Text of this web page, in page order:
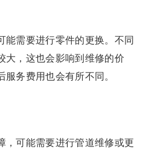
能需要进行零件的更换。不同
大，这也会影响到维修的价
务费用也会有所不同。
，可能需要进行管道维修或更